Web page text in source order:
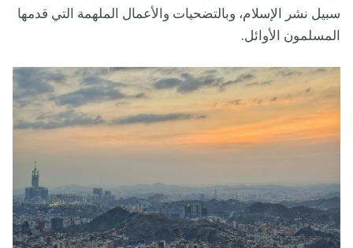
سبيل نشر الإسلام، وبالتضحيات والأعمال الملهمة التي قدمها
المسلمون الأوائل.